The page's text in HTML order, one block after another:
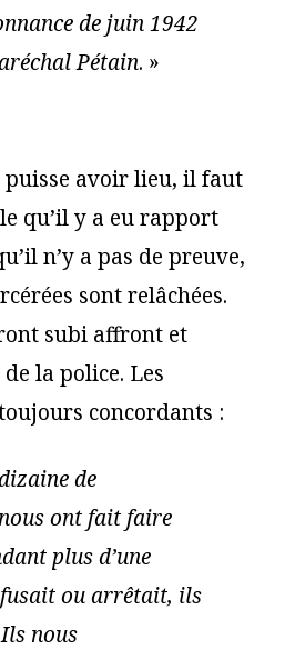
de juin 1942
Pétain. »
puisse avoir lieu, il faut
qu’il y a eu rapport
n’y a pas de preuve,
sont relâchées.
subi affront et
la police. Les
concordants :
de
ont fait faire
plus d’une
ou arrêtait, ils
nous